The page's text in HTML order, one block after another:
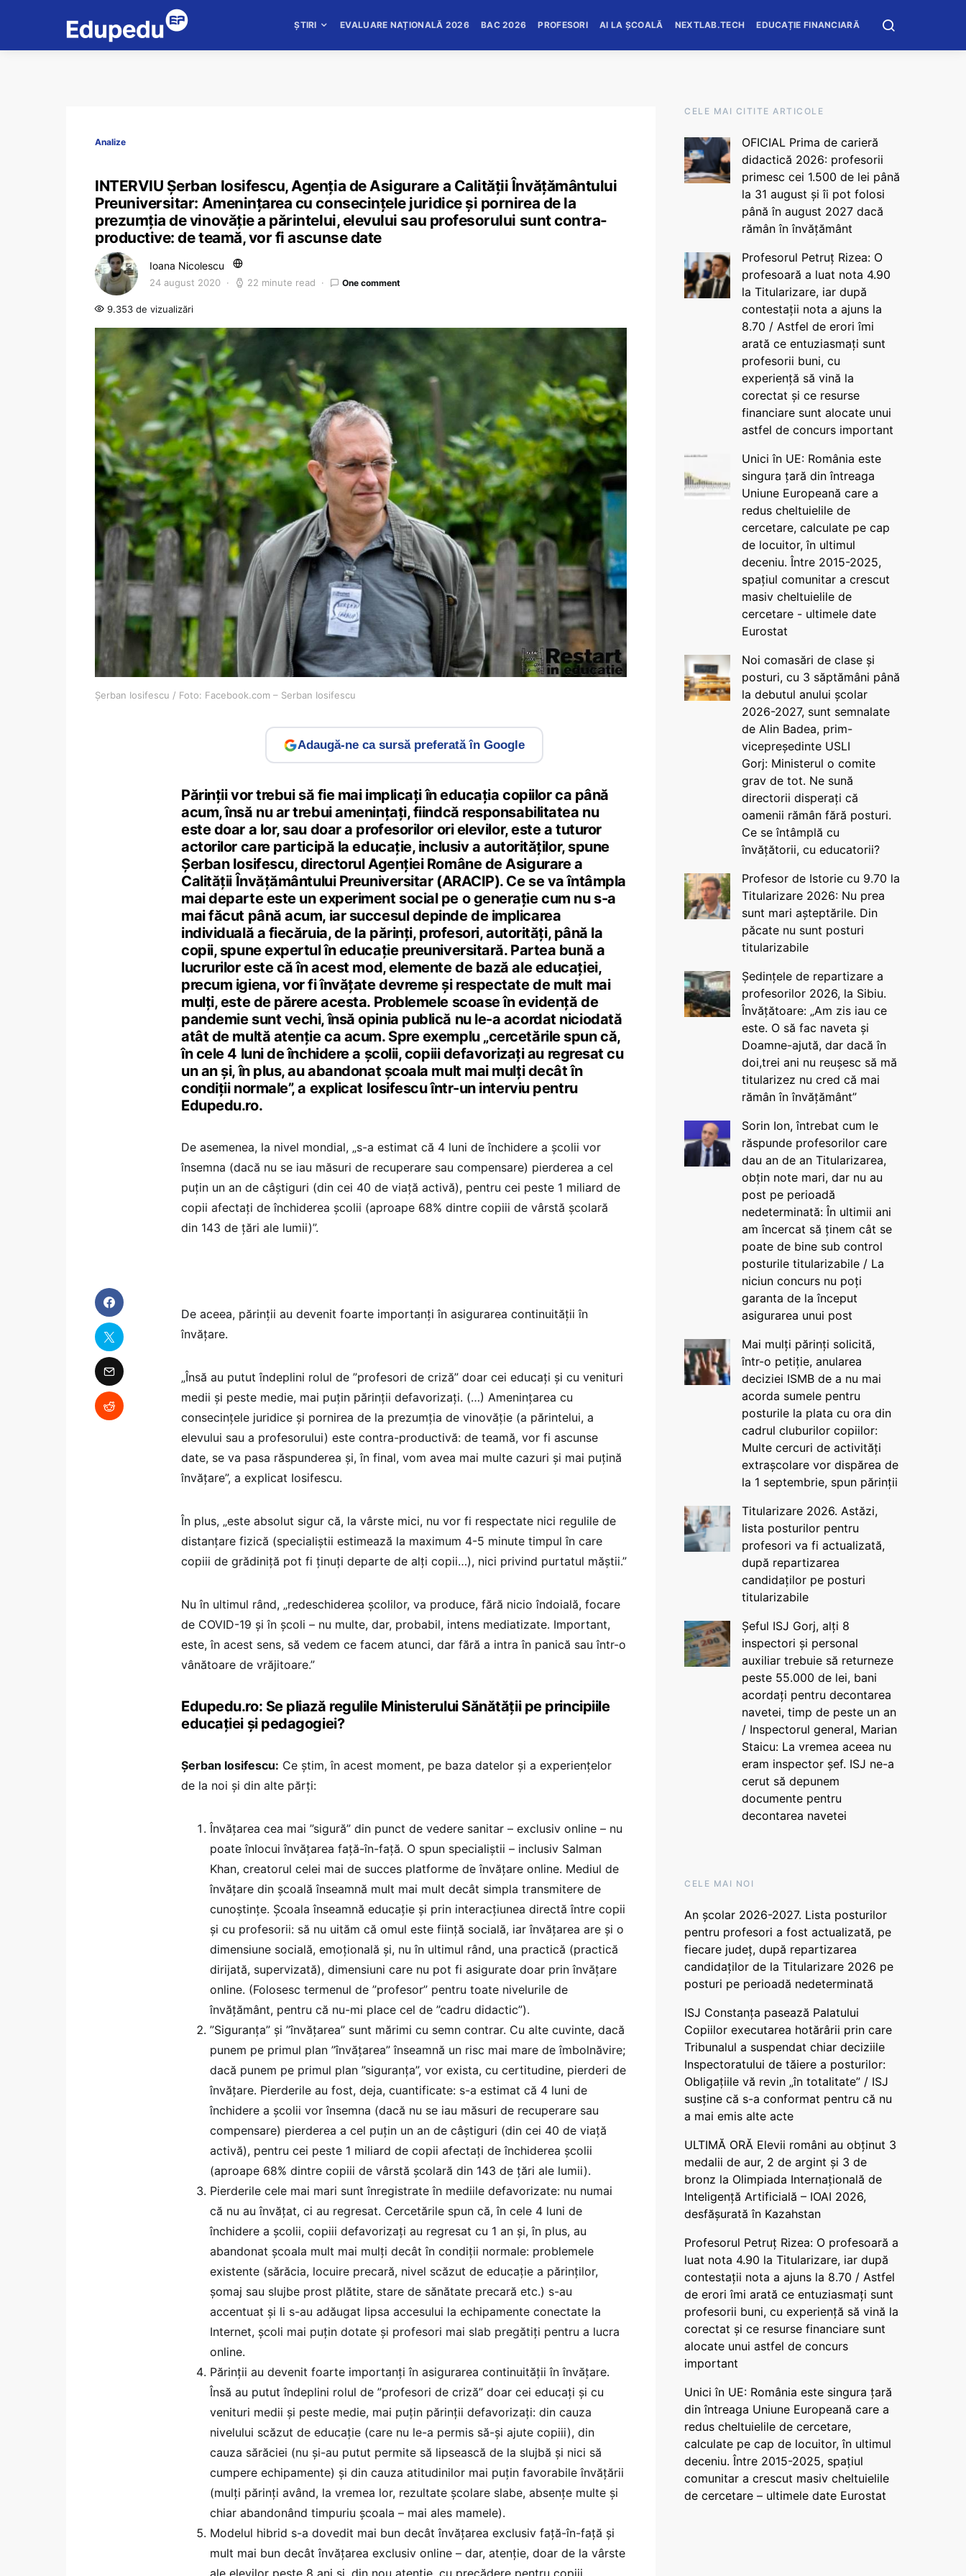
ȘTIRI EVALUARE NAȚIONALĂ 2026 BAC 2026 PROFESORI AI LA ȘCOALĂ NEXTLAB.TECH EDUCAȚIE FINANCIARĂ
Analize
INTERVIU Șerban Iosifescu, Agenția de Asigurare a Calității Învățământului
Preuniversitar: Amenințarea cu consecințele juridice și pornirea de la
prezumția de vinovăție a părintelui, elevului sau profesorului sunt contra-
productive: de teamă, vor fi ascunse date
Ioana Nicolescu
24 august 2020 22 minute read One comment
9.353 de vizualizări
Șerban Iosifescu / Foto: Facebook.com – Serban Iosifescu
Adaugă-ne ca sursă preferată în Google
Părinții vor trebui să fie mai implicați în educația copiilor ca până
acum, însă nu ar trebui amenințați, fiindcă responsabilitatea nu
este doar a lor, sau doar a profesorilor ori elevilor, este a tuturor
actorilor care participă la educație, inclusiv a autorităților, spune
Șerban Iosifescu, directorul Agenției Române de Asigurare a
Calității Învățământului Preuniversitar (ARACIP). Ce se va întâmpla
mai departe este un experiment social pe o generație cum nu s-a
mai făcut până acum, iar succesul depinde de implicarea
individuală a fiecăruia, de la părinți, profesori, autorități, până la
copii, spune expertul în educație preuniversitară. Partea bună a
lucrurilor este că în acest mod, elemente de bază ale educației,
precum igiena, vor fi învățate devreme și respectate de mult mai
mulți, este de părere acesta. Problemele scoase în evidență de
pandemie sunt vechi, însă opinia publică nu le-a acordat niciodată
atât de multă atenție ca acum. Spre exemplu „cercetările spun că,
în cele 4 luni de închidere a școlii, copiii defavorizați au regresat cu
un an și, în plus, au abandonat școala mult mai mulți decât în
condiții normale”, a explicat Iosifescu într-un interviu pentru
Edupedu.ro.
De asemenea, la nivel mondial, „s-a estimat că 4 luni de închidere a școlii vor
însemna (dacă nu se iau măsuri de recuperare sau compensare) pierderea a cel
puțin un an de câștiguri (din cei 40 de viață activă), pentru cei peste 1 miliard de
copii afectați de închiderea școlii (aproape 68% dintre copiii de vârstă școlară
din 143 de țări ale lumii)”.
De aceea, părinții au devenit foarte importanți în asigurarea continuității în
învățare.
„Însă au putut îndeplini rolul de ”profesori de criză” doar cei educați și cu venituri
medii și peste medie, mai puțin părinții defavorizați. (…) Amenințarea cu
consecințele juridice și pornirea de la prezumția de vinovăție (a părintelui, a
elevului sau a profesorului) este contra-productivă: de teamă, vor fi ascunse
date, se va pasa răspunderea și, în final, vom avea mai multe cazuri și mai puțină
învățare”, a explicat Iosifescu.
În plus, „este absolut sigur că, la vârste mici, nu vor fi respectate nici regulile de
distanțare fizică (specialiștii estimează la maximum 4-5 minute timpul în care
copiii de grădiniță pot fi ținuți departe de alți copii…), nici privind purtatul măștii.”
Nu în ultimul rând, „redeschiderea școlilor, va produce, fără nicio îndoială, focare
de COVID-19 și în școli – nu multe, dar, probabil, intens mediatizate. Important,
este, în acest sens, să vedem ce facem atunci, dar fără a intra în panică sau într-o
vânătoare de vrăjitoare.”
Edupedu.ro: Se pliază regulile Ministerului Sănătății pe principiile
educației și pedagogiei?
Șerban Iosifescu: Ce știm, în acest moment, pe baza datelor și a experiențelor
de la noi și din alte părți:
Învățarea cea mai ”sigură” din punct de vedere sanitar – exclusiv online – nu
poate înlocui învățarea față-în-față. O spun specialiștii – inclusiv Salman
Khan, creatorul celei mai de succes platforme de învățare online. Mediul de
învățare din școală înseamnă mult mai mult decât simpla transmitere de
cunoștințe. Școala înseamnă educație și prin interacțiunea directă între copii
și cu profesorii: să nu uităm că omul este ființă socială, iar învățarea are și o
dimensiune socială, emoțională și, nu în ultimul rând, una practică (practică
dirijată, supervizată), dimensiuni care nu pot fi asigurate doar prin învățare
online. (Folosesc termenul de ”profesor” pentru toate nivelurile de
învățământ, pentru că nu-mi place cel de ”cadru didactic”).
”Siguranța” și ”învățarea” sunt mărimi cu semn contrar. Cu alte cuvinte, dacă
punem pe primul plan ”învățarea” înseamnă un risc mai mare de îmbolnăvire;
dacă punem pe primul plan ”siguranța”, vor exista, cu certitudine, pierderi de
învățare. Pierderile au fost, deja, cuantificate: s-a estimat că 4 luni de
închidere a școlii vor însemna (dacă nu se iau măsuri de recuperare sau
compensare) pierderea a cel puțin un an de câștiguri (din cei 40 de viață
activă), pentru cei peste 1 miliard de copii afectați de închiderea școlii
(aproape 68% dintre copiii de vârstă școlară din 143 de țări ale lumii).
Pierderile cele mai mari sunt înregistrate în mediile defavorizate: nu numai
că nu au învățat, ci au regresat. Cercetările spun că, în cele 4 luni de
închidere a școlii, copiii defavorizați au regresat cu 1 an și, în plus, au
abandonat școala mult mai mulți decât în condiții normale: problemele
existente (sărăcia, locuire precară, nivel scăzut de educație a părinților,
șomaj sau slujbe prost plătite, stare de sănătate precară etc.) s-au
accentuat și li s-au adăugat lipsa accesului la echipamente conectate la
Internet, școli mai puțin dotate și profesori mai slab pregătiți pentru a lucra
online.
Părinții au devenit foarte importanți în asigurarea continuității în învățare.
Însă au putut îndeplini rolul de ”profesori de criză” doar cei educați și cu
venituri medii și peste medie, mai puțin părinții defavorizați: din cauza
nivelului scăzut de educație (care nu le-a permis să-și ajute copiii), din
cauza sărăciei (nu și-au putut permite să lipsească de la slujbă și nici să
cumpere echipamente) și din cauza atitudinilor mai puțin favorabile învățării
(mulți părinți având, la vremea lor, rezultate școlare slabe, absențe multe și
chiar abandonând timpuriu școala – mai ales mamele).
Modelul hibrid s-a dovedit mai bun decât învățarea exclusiv față-în-față și
mult mai bun decât învățarea exclusiv online – dar, atenție, doar de la vârste
CELE MAI CITITE ARTICOLE
OFICIAL Prima de carieră
didactică 2026: profesorii
primesc cei 1.500 de lei până
la 31 august și îi pot folosi
până în august 2027 dacă
rămân în învățământ
Profesorul Petruț Rizea: O
profesoară a luat nota 4.90
la Titularizare, iar după
contestații nota a ajuns la
8.70 / Astfel de erori îmi
arată ce entuziasmați sunt
profesorii buni, cu
experiență să vină la
corectat și ce resurse
financiare sunt alocate unui
astfel de concurs important
Unici în UE: România este
singura țară din întreaga
Uniune Europeană care a
redus cheltuielile de
cercetare, calculate pe cap
de locuitor, în ultimul
deceniu. Între 2015-2025,
spațiul comunitar a crescut
masiv cheltuielile de
cercetare - ultimele date
Eurostat
Noi comasări de clase și
posturi, cu 3 săptămâni până
la debutul anului școlar
2026-2027, sunt semnalate
de Alin Badea, prim-
vicepreședinte USLI
Gorj: Ministerul o comite
grav de tot. Ne sună
directorii disperați că
oamenii rămân fără posturi.
Ce se întâmplă cu
învățătorii, cu educatorii?
Profesor de Istorie cu 9.70 la
Titularizare 2026: Nu prea
sunt mari așteptările. Din
păcate nu sunt posturi
titularizabile
Ședințele de repartizare a
profesorilor 2026, la Sibiu.
Învățătoare: „Am zis iau ce
este. O să fac naveta și
Doamne-ajută, dar dacă în
doi,trei ani nu reușesc să mă
titularizez nu cred că mai
rămân în învățământ”
Sorin Ion, întrebat cum le
răspunde profesorilor care
dau an de an Titularizarea,
obțin note mari, dar nu au
post pe perioadă
nedeterminată: În ultimii ani
am încercat să ținem cât se
poate de bine sub control
posturile titularizabile / La
niciun concurs nu poți
garanta de la început
asigurarea unui post
Mai mulți părinți solicită,
într-o petiție, anularea
deciziei ISMB de a nu mai
acorda sumele pentru
posturile la plata cu ora din
cadrul cluburilor copiilor:
Multe cercuri de activități
extrașcolare vor dispărea de
la 1 septembrie, spun părinții
Titularizare 2026. Astăzi,
lista posturilor pentru
profesori va fi actualizată,
după repartizarea
candidaților pe posturi
titularizabile
Șeful ISJ Gorj, alți 8
inspectori și personal
auxiliar trebuie să returneze
peste 55.000 de lei, bani
acordați pentru decontarea
navetei, timp de peste un an
/ Inspectorul general, Marian
Staicu: La vremea aceea nu
eram inspector șef. ISJ ne-a
cerut să depunem
documente pentru
decontarea navetei
CELE MAI NOI
An școlar 2026-2027. Lista posturilor
pentru profesori a fost actualizată, pe
fiecare județ, după repartizarea
candidaților de la Titularizare 2026 pe
posturi pe perioadă nedeterminată
ISJ Constanța pasează Palatului
Copiilor executarea hotărârii prin care
Tribunalul a suspendat chiar deciziile
Inspectoratului de tăiere a posturilor:
Obligațiile vă revin „în totalitate” / ISJ
susține că s-a conformat pentru că nu
a mai emis alte acte
ULTIMĂ ORĂ Elevii români au obținut 3
medalii de aur, 2 de argint și 3 de
bronz la Olimpiada Internațională de
Inteligență Artificială – IOAI 2026,
desfășurată în Kazahstan
Profesorul Petruț Rizea: O profesoară a
luat nota 4.90 la Titularizare, iar după
contestații nota a ajuns la 8.70 / Astfel
de erori îmi arată ce entuziasmați sunt
profesorii buni, cu experiență să vină la
corectat și ce resurse financiare sunt
alocate unui astfel de concurs
important
Unici în UE: România este singura țară
din întreaga Uniune Europeană care a
redus cheltuielile de cercetare,
calculate pe cap de locuitor, în ultimul
deceniu. Între 2015-2025, spațiul
comunitar a crescut masiv cheltuielile
de cercetare – ultimele date Eurostat